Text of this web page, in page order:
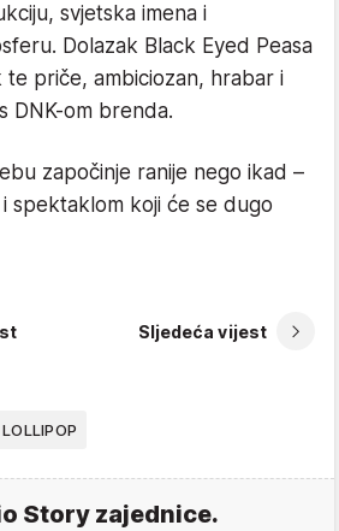
svjetska imena i
Dolazak Black Eyed Peasa
te priče, ambiciozan, hrabar i
DNK-om brenda.
započinje ranije nego ikad –
spektaklom koji će se dugo
Sljedeća vijest
LOLLIPOP
Story zajednice.